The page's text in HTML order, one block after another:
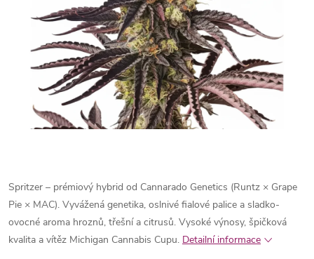
Spritzer – prémiový hybrid od Cannarado Genetics (Runtz × Grape
Pie × MAC). Vyvážená genetika, oslnivé fialové palice a sladko-
ovocné aroma hroznů, třešní a citrusů. Vysoké výnosy, špičková
kvalita a vítěz Michigan Cannabis Cupu. Detailní informace